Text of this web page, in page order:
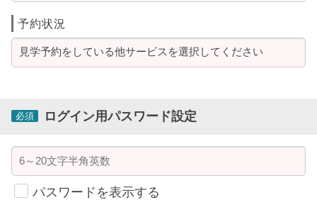
予約状況
必須 ログイン用パスワード設定
パスワードを表示する